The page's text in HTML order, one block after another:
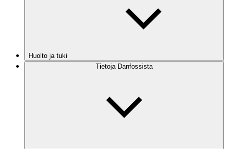
Huolto ja tuki
Tietoja Danfossista